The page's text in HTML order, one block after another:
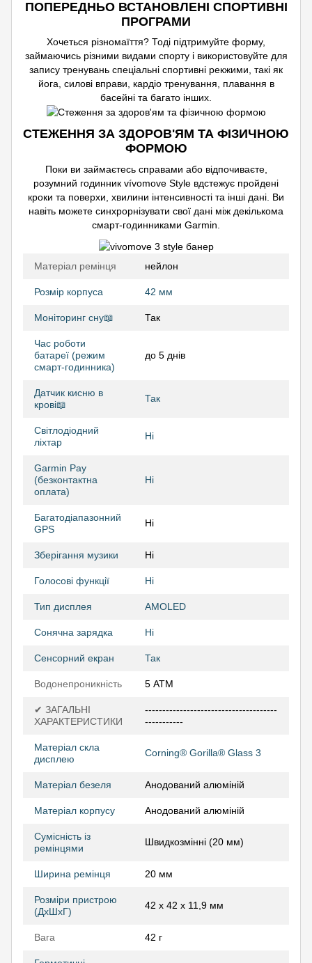
ПОПЕРЕДНЬО ВСТАНОВЛЕНІ СПОРТИВНІ
ПРОГРАМИ
Хочеться різномаїття? Тоді підтримуйте форму,
займаючись різними видами спорту і використовуйте для
запису тренувань спеціальні спортивні рекжими, такі як
йога, силові вправи, кардіо тренування, плавання в
басейні та багато інших.
СТЕЖЕННЯ ЗА ЗДОРОВ'ЯМ ТА ФІЗИЧНОЮ
ФОРМОЮ
Поки ви займаєтесь справами або відпочиваєте,
розумний годинник vívomove Style вдстежує пройдені
кроки та поверхи, хвилини інтенсивності та інші дані. Ви
навіть можете синхрорнізувати свої дані між декількома
смарт-годинниками Garmin.
Матеріал ремінця нейлон
Розмір корпуса 42 мм
Моніторинг сну📖 Так
Час роботи
батареї (режим
смарт-годинника)
до 5 днів
Датчик кисню в
крові📖
Так
Світлодіодний
ліхтар
Ні
Garmin Pay
(безконтактна
оплата)
Ні
Багатодіапазонний
GPS
Ні
Зберігання музики Ні
Голосові функції Ні
Тип дисплея AMOLED
Сонячна зарядка Ні
Сенсорний екран Так
Водонепроникність 5 АТМ
✔ ЗАГАЛЬНІ
ХАРАКТЕРИСТИКИ
--------------------------------------
-----------
Матеріал скла
дисплею
Corning® Gorilla® Glass 3
Матеріал безеля Анодований алюміній
Матеріал корпусу Анодований алюміній
Сумісність із
ремінцями
Швидкозмінні (20 мм)
Ширина ремінця 20 мм
Розміри пристрою
(ДхШхГ)
42 x 42 x 11,9 мм
Вага 42 г